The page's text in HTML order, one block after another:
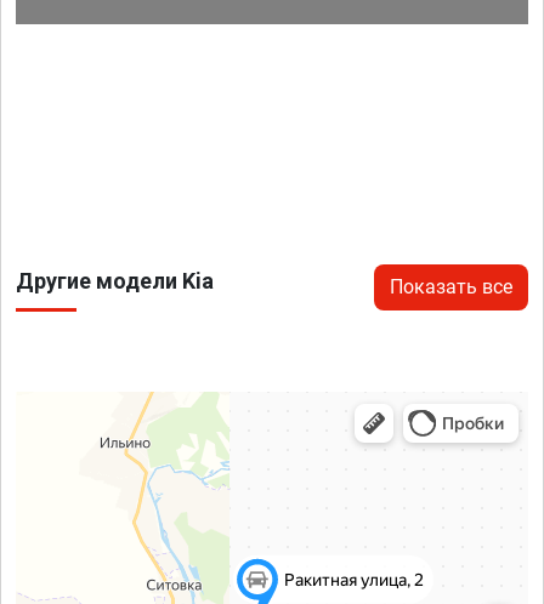
Другие модели Kia Показать все